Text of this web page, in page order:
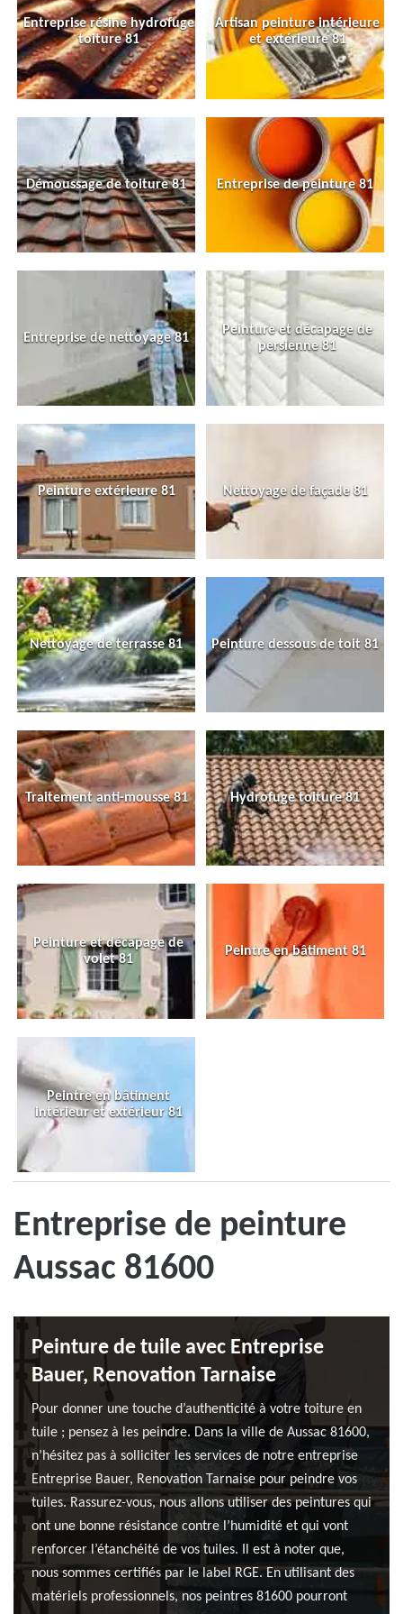
Entreprise résine hydrofuge
toiture 81
Artisan peinture intérieure
et extérieure 81
Démoussage de toiture 81 Entreprise de peinture 81
Entreprise de nettoyage 81
Peinture et décapage de
persienne 81
Peinture extérieure 81 Nettoyage de façade 81
Nettoyage de terrasse 81 Peinture dessous de toit 81
Traitement anti-mousse 81 Hydrofuge toiture 81
Peinture et décapage de
volet 81
Peintre en bâtiment 81
Peintre en bâtiment
intérieur et extérieur 81
Entreprise de peinture
Aussac 81600
Peinture de tuile avec Entreprise
Bauer, Renovation Tarnaise
Pour donner une touche d’authenticité à votre toiture en
tuile ; pensez à les peindre. Dans la ville de Aussac 81600,
n’hésitez pas à solliciter les services de notre entreprise
Entreprise Bauer, Renovation Tarnaise pour peindre vos
tuiles. Rassurez-vous, nous allons utiliser des peintures qui
ont une bonne résistance contre l’humidité et qui vont
renforcer l’étanchéité de vos tuiles. Il est à noter que,
nous sommes certifiés par le label RGE. En utilisant des
matériels professionnels, nos peintres 81600 pourront